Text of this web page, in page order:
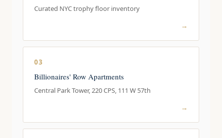
Curated NYC trophy floor inventory
→
03
Billionaires' Row Apartments
Central Park Tower, 220 CPS, 111 W 57th
→